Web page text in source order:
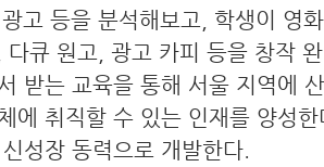
고 등을 분석해보고, 학생이 영
다큐 원고, 광고 카피 등을 창작
받는 교육을 통해 서울 지역에
에 취직할 수 있는 인재를 양성
성장 동력으로 개발한다.